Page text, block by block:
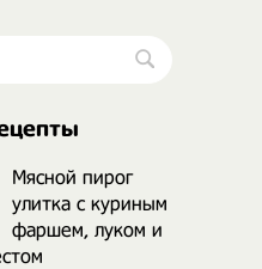
Мясной пирог
улитка с куриным
фаршем, луком и